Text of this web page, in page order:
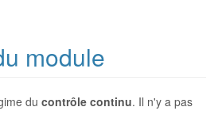
module
du contrôle continu. Il n'y a pas